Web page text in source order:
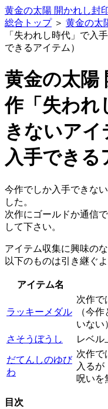
黄金の太陽 開かれし封
総合トップ＞ 黄金の太
「失われし時代」で入
できるアイテム）
黄金の太陽
作「失われ
きないア
入手できる
今作でしか入手できな
した。
次作にゴールドか通信
して下さい。
アイテム収集に興味の
以下のものは引き継ぐ
アイテム名
ラッキーメダル
次作で
（今
いない
さそうぼうし
レベル
だてんしのゆび
わ
次作で
入るが
呪いを
目次